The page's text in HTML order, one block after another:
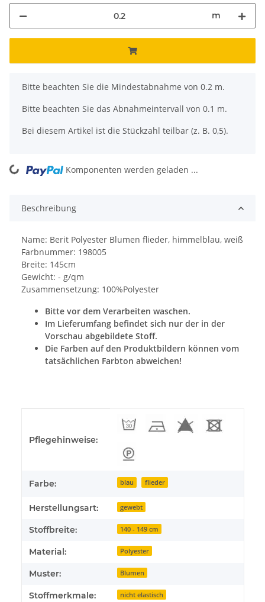
m
x
Bitte beachten Sie die Mindestabnahme von 0.2 m.
Bitte beachten Sie das Abnahmeintervall von 0.1 m.
Bei diesem Artikel ist die Stückzahl teilbar (z. B. 0,5).
Komponenten werden geladen ...
Beschreibung
Name: Berit Polyester Blumen flieder, himmelblau, weiß
Farbnummer: 198005
Breite: 145cm
Gewicht: - g/qm
Zusammensetzung: 100%Polyester
Bitte vor dem Verarbeiten waschen.
Im Lieferumfang befindet sich nur der in der
Vorschau abgebildete Stoff.
Die Farben auf den Produktbildern können vom
tatsächlichen Farbton abweichen!
Pflegehinweise:
Farbe: blau flieder
Herstellungsart: gewebt
Stoffbreite: 140 - 149 cm
Material: Polyester
Muster: Blumen
Stoffmerkmale: nicht elastisch